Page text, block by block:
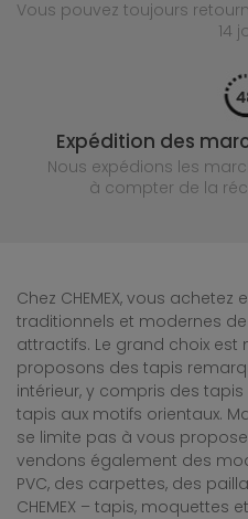
Vous pouvez toujours
14
Expédition des
Nous expédions les
à compter de la
Chez CHEMEX, vous
traditionnels et modernes
attractifs. Le grand choix
proposons des tapis
intérieur, y compris des
tapis aux motifs orientaux.
se limite pas à vous
vendons également des
PVC, des carpettes, des
CHEMEX – tapis, moquettes